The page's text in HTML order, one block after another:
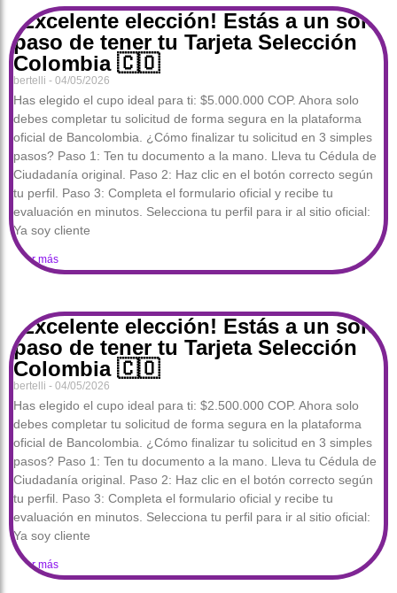
¡Excelente elección! Estás a un solo
paso de tener tu Tarjeta Selección
Colombia 🇨🇴
bertelli 04/05/2026
Has elegido el cupo ideal para ti: $5.000.000 COP. Ahora solo
debes completar tu solicitud de forma segura en la plataforma
oficial de Bancolombia. ¿Cómo finalizar tu solicitud en 3 simples
pasos? Paso 1: Ten tu documento a la mano. Lleva tu Cédula de
Ciudadanía original. Paso 2: Haz clic en el botón correcto según
tu perfil. Paso 3: Completa el formulario oficial y recibe tu
evaluación en minutos. Selecciona tu perfil para ir al sitio oficial:
Ya soy cliente
Leer más
¡Excelente elección! Estás a un solo
paso de tener tu Tarjeta Selección
Colombia 🇨🇴
bertelli 04/05/2026
Has elegido el cupo ideal para ti: $2.500.000 COP. Ahora solo
debes completar tu solicitud de forma segura en la plataforma
oficial de Bancolombia. ¿Cómo finalizar tu solicitud en 3 simples
pasos? Paso 1: Ten tu documento a la mano. Lleva tu Cédula de
Ciudadanía original. Paso 2: Haz clic en el botón correcto según
tu perfil. Paso 3: Completa el formulario oficial y recibe tu
evaluación en minutos. Selecciona tu perfil para ir al sitio oficial:
Ya soy cliente
Leer más